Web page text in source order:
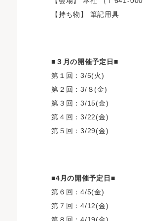
【持ち物】 筆記用具
■３月の開催予定日■
第１回：3/5(火)
第２回：3/８(金)
第３回：3/15(金)
第４回：3/22(金)
第５回：3/29(金)
■4月の開催予定日■
第６回：4/5(金)
第７回：4/12(金)